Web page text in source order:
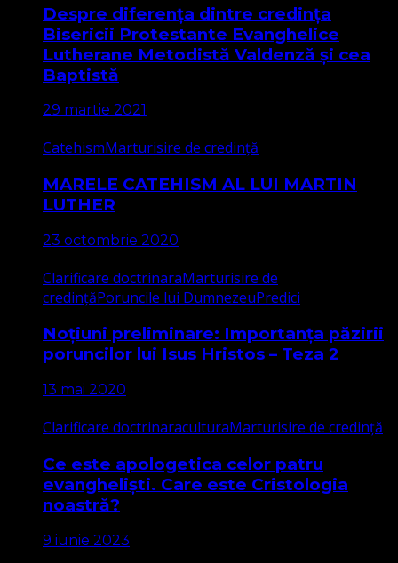
Despre diferența dintre credința
Bisericii Protestante Evanghelice
Lutherane Metodistă Valdenză și cea
Baptistă
29 martie 2021
CatehismMarturisire de credință
MARELE CATEHISM AL LUI MARTIN
LUTHER
23 octombrie 2020
Clarificare doctrinaraMarturisire de
credințăPoruncile lui DumnezeuPredici
Noțiuni preliminare: Importanța păzirii
poruncilor lui Isus Hristos – Teza 2
13 mai 2020
Clarificare doctrinaraculturaMarturisire de credință
Ce este apologetica celor patru
evangheliști. Care este Cristologia
noastră?
9 iunie 2023